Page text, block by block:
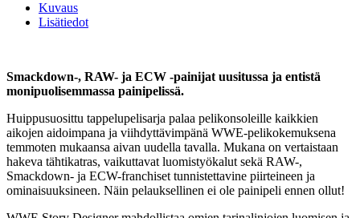
Kuvaus
Lisätiedot
Smackdown-, RAW- ja ECW -painijat uusitussa ja entistä
monipuolisemmassa painipelissä.
Huippusuosittu tappelupelisarja palaa pelikonsoleille kaikkien
aikojen aidoimpana ja viihdyttävimpänä WWE-pelikokemuksena
temmoten mukaansa aivan uudella tavalla. Mukana on vertaistaan
hakeva tähtikatras, vaikuttavat luomistyökalut sekä RAW-,
Smackdown- ja ECW-franchiset tunnistettavine piirteineen ja
ominaisuuksineen. Näin pelauksellinen ei ole painipeli ennen ollut!